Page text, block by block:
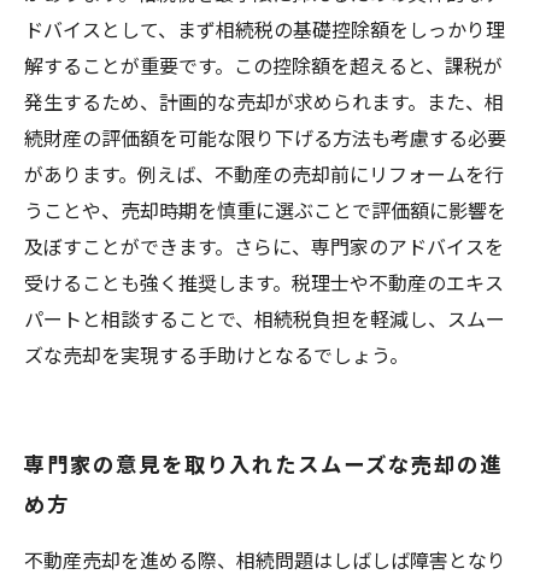
ドバイスとして、まず相続税の基礎控除額をしっかり理
解することが重要です。この控除額を超えると、課税が
発生するため、計画的な売却が求められます。また、相
続財産の評価額を可能な限り下げる方法も考慮する必要
があります。例えば、不動産の売却前にリフォームを行
うことや、売却時期を慎重に選ぶことで評価額に影響を
及ぼすことができます。さらに、専門家のアドバイスを
受けることも強く推奨します。税理士や不動産のエキス
パートと相談することで、相続税負担を軽減し、スムー
ズな売却を実現する手助けとなるでしょう。
専門家の意見を取り入れたスムーズな売却の進
め方
不動産売却を進める際、相続問題はしばしば障害となり